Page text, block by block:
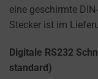
eine geschirmte
Stecker ist im
Digitale RS232
standard)